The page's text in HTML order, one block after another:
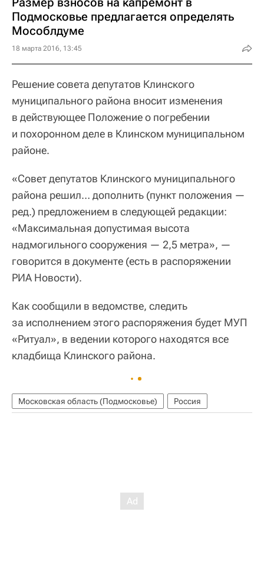
Подмосковье предлагается определять
Мособлдуме
18 марта 2016, 13:45
Решение совета депутатов Клинского
муниципального района вносит изменения
в действующее Положение о погребении
и похоронном деле в Клинском муниципальном
районе.
«Совет депутатов Клинского муниципального
района решил… дополнить (пункт положения —
ред.) предложением в следующей редакции:
«Максимальная допустимая высота
надмогильного сооружения — 2,5 метра», —
говорится в документе (есть в распоряжении
РИА Новости).
Как сообщили в ведомстве, следить
за исполнением этого распоряжения будет МУП
«Ритуал», в ведении которого находятся все
кладбища Клинского района.
Московская область (Подмосковье) Россия